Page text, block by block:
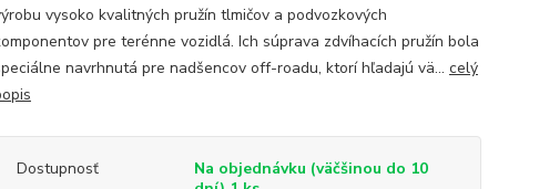
vysoko kvalitných pružín tlmičov a podvozkových
pre terénne vozidlá. Ich súprava zdvíhacích pružín bola
navrhnutá pre nadšencov off-roadu, ktorí hľadajú vä... celý
Dostupnosť
Na objednávku (väčšinou do 10